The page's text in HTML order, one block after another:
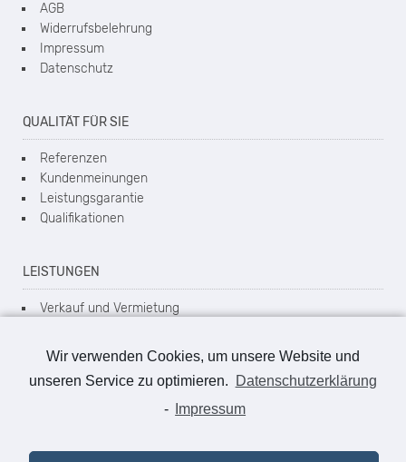
Wir verwenden Cookies, um unsere Website und
unseren Service zu optimieren.
Datenschutzerklärung
-
Impressum
AGB
Widerrufsbelehrung
Impressum
Datenschutz
QUALITÄT FÜR SIE
Referenzen
Kundenmeinungen
Leistungsgarantie
Qualifikationen
LEISTUNGEN
Verkauf und Vermietung
Ankaufberatung
Flächenberechnung
Leistungen unserer Kooperationspartner